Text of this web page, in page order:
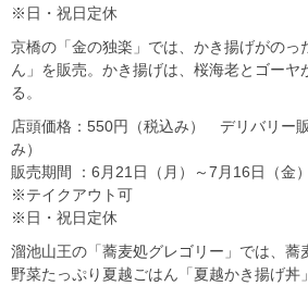
※日・祝日定休
京橋の「金の独楽」では、かき揚げがのっ
ん」を販売。かき揚げは、桜海老とゴーヤ
る。
店頭価格：550円（税込み） デリバリー
み）
販売期間 ：6月21日（月）～7月16日（
※テイクアウト可
※日・祝日定休
溜池山王の「蕎麦処グレゴリー」では、蕎
野菜たっぷり夏越ごはん「夏越かき揚げ丼